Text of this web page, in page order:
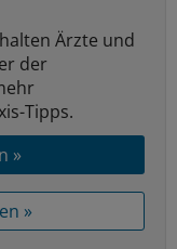
Ärzte und
der
Tipps.
»
»